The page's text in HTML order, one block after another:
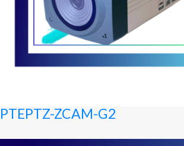
PTEPTZ-ZCAM-G2